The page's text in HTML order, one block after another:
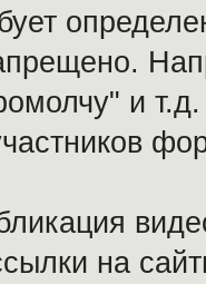
и
на